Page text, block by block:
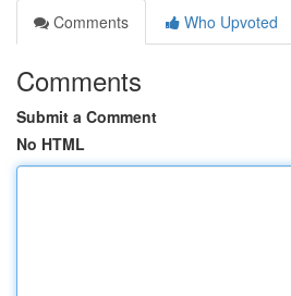
Comments
Who Upvoted
Comments
Submit a Comment
No HTML